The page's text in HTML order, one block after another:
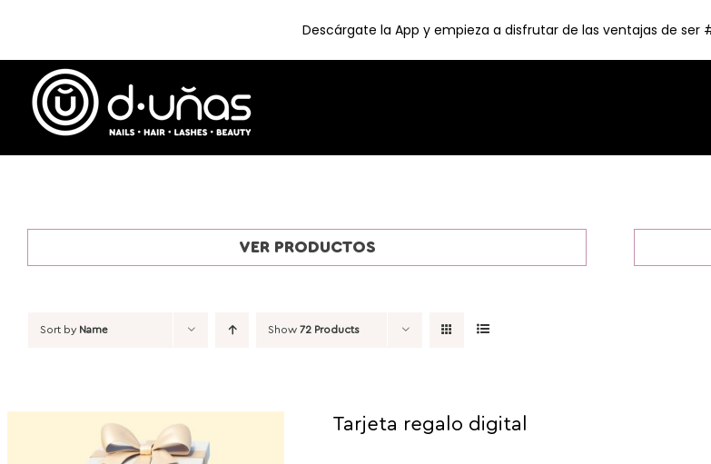
content
VER PRODUCTOS
Sort by Name Show 72 Products
Tarjeta regalo digital
Descárgate la App y empieza a disfrutar de las ventajas de ser